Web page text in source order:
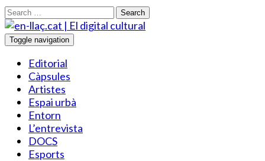
Search
Toggle navigation
Editorial
Càpsules
Artistes
Espai urbà
Entorn
L’entrevista
DOCS
Esports